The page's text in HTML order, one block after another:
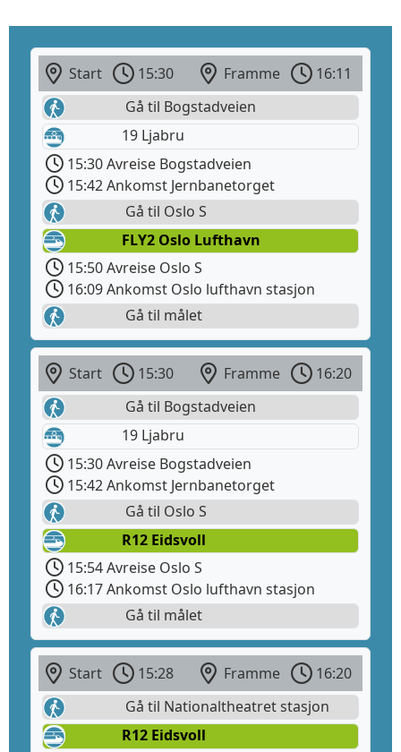
Start 15:30 Framme
16:11
Gå til Bogstadveien
19 Ljabru
15:30 Avreise Bogstadveien
15:42 Ankomst Jernbanetorget
Gå til Oslo S
FLY2 Oslo Lufthavn
15:50 Avreise Oslo S
16:09 Ankomst Oslo lufthavn stasjon
Gå til målet
Start 15:30 Framme
16:20
Gå til Bogstadveien
19 Ljabru
15:30 Avreise Bogstadveien
15:42 Ankomst Jernbanetorget
Gå til Oslo S
R12 Eidsvoll
15:54 Avreise Oslo S
16:17 Ankomst Oslo lufthavn stasjon
Gå til målet
Start 15:28 Framme
16:20
Gå til Nationaltheatret stasjon
R12 Eidsvoll